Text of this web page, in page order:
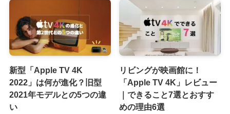
新型「Apple TV 4K
2022」は何が進化？旧型
2021年モデルとの5つの違
い
リビングが映画館に！
「Apple TV 4K」レビュー
｜できること7選とおすす
めの理由6選